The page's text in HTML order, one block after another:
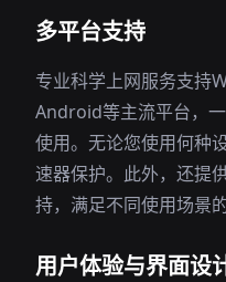
多平台支持
专业科学上网服务支持
Android等主流平台，
使用。无论您使用何种
速器保护。此外，还提
持，满足不同使用场景的
用户体验与界面设